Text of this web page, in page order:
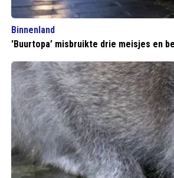
Binnenland
'Buurtopa’ misbruikte drie meisjes en